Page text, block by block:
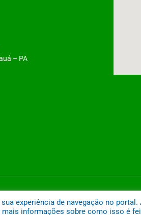
– PA
experiência de navegação no
informações sobre como isso é